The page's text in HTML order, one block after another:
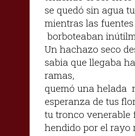
se quedó sin agua
mientras las
borboteaban
Un hachazo seco
sabia que llegaba
ramas,
quemó una helada
esperanza de tus
tu tronco venerable
hendido por el rayo